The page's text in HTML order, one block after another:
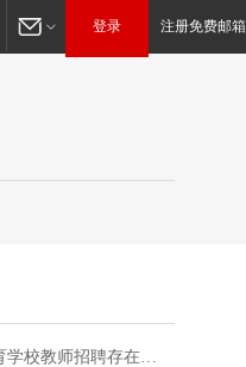
登录 注册免费邮箱
为”：已启动问责程序 副校长被停职